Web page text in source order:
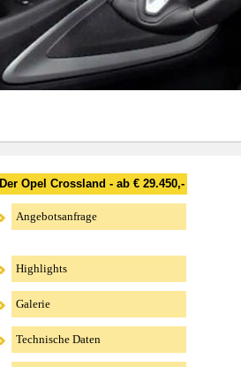
Der Opel Crossland - ab € 29.450,-
Angebotsanfrage
Highlights
Galerie
Technische Daten